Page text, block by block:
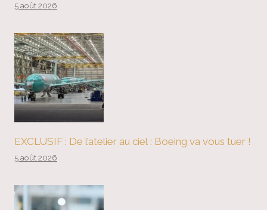
5 août 2026
EXCLUSIF : De l’atelier au ciel : Boeing va vous tuer !
5 août 2026